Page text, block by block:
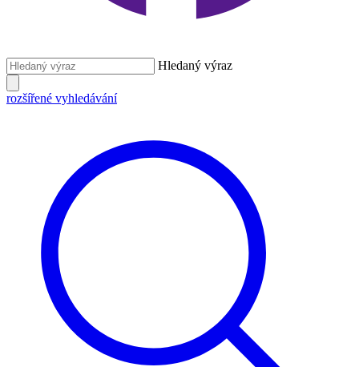
Hledaný výraz
rozšířené vyhledávání